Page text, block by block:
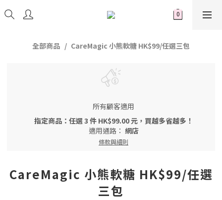
全部商品 CareMagic 小熊軟糖 HK$99/任選三包
所有顧客適用
指定商品：任選 3 件 HK$99.00 元，買越多省越多！
適用通路： 網店
條款與細則
CareMagic 小熊軟糖 HK$99/任選
三包